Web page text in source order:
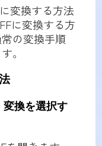
変換する方法
に変換する方
の変換手順
。
変換を選択す